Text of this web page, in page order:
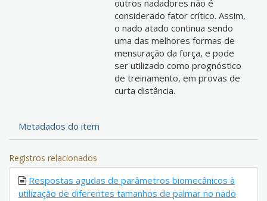
outros nadadores não é
considerado fator crítico. Assim,
o nado atado continua sendo
uma das melhores formas de
mensuração da força, e pode
ser utilizado como prognóstico
de treinamento, em provas de
curta distância.
Metadados do item
Registros relacionados
Respostas agudas de parâmetros biomecânicos à
utilização de diferentes tamanhos de palmar no nado